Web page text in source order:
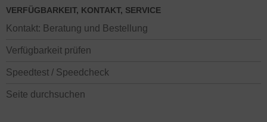
VERFÜGBARKEIT, KONTAKT, SERVICE
Kontakt: Beratung und Bestellung
Verfügbarkeit prüfen
Speedtest / Speedcheck
Seite durchsuchen